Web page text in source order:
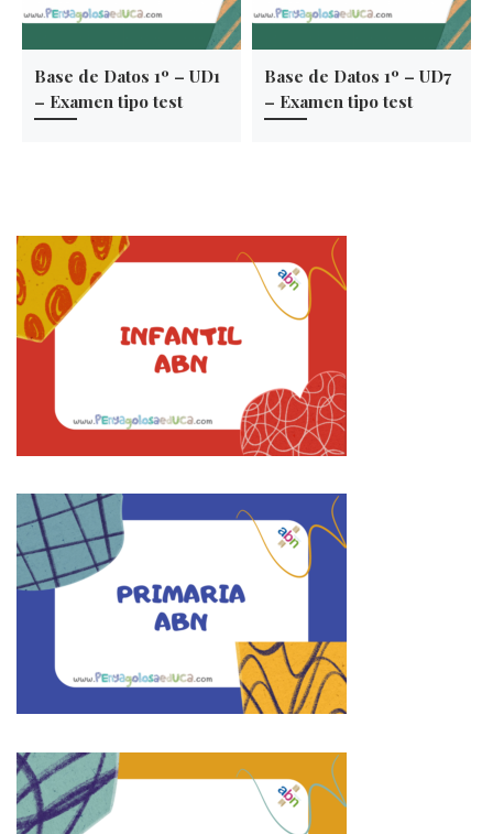
Base de Datos 1º – UD1
– Examen tipo test
Base de Datos 1º – UD7
– Examen tipo test